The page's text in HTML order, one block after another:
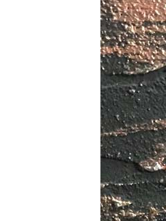
ПОВЕЧЕ